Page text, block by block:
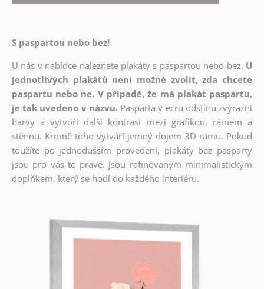
S paspartou nebo bez!
U nás v nabídce naleznete plakáty s paspartou nebo bez. U
jednotlivých plakátů není možné zvolit, zda chcete
paspartu nebo ne. V případě, že má plakát paspartu,
je tak uvedeno v názvu. Pasparta v ecru odstínu zvýrazní
barvy a vytvoří další kontrast mezi grafikou, rámem a
stěnou. Kromě toho vytváří jemný dojem 3D rámu. Pokud
toužíte po jednodušším provedení, plakáty bez pasparty
jsou pro vás to pravé. Jsou rafinovaným minimalistickým
doplňkem, který se hodí do každého interiéru.